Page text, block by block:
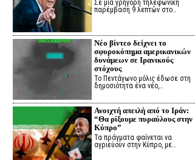
Σε μια γρήγορη τηλεφωνική
παρέμβαση 9 λεπτών στο…
Νέο βίντεο δείχνει το
σφυροκόπημα αμερικανικών
δυνάμεων σε Ιρανικούς
στόχους
Το Πεντάγωνο μόλις έδωσε στη
δημοσιότητα ένα νέο,…
Ανοιχτή απειλή από το Ιράν:
“Θα ρίξουμε πυραύλους στην
Κύπρο”
Τα πράγματα φαίνεται να
αγριεύουν στην Κύπρο, με…